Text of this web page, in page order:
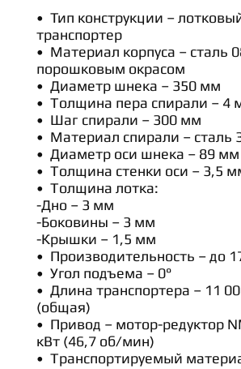
Тип конструкции –
транспортер
Материал корпуса – сталь
порошковым окрасом
Диаметр шнека – 350 мм
Толщина пера спирали – 4
Шаг спирали – 300 мм
Материал спирали – сталь
Диаметр оси шнека – 89 мм
Толщина стенки оси – 3,5
Толщина лотка:
-Дно – 3 мм
-Боковины – 3 мм
-Крышки – 1,5 мм
Производительность – до
Угол подъема – 0°
Длина транспортера – 11
(общая)
Привод – мотор-редуктор
кВт (46,7 об/мин)
Транспортируемый